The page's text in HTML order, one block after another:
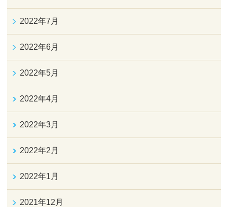
2022年7月
2022年6月
2022年5月
2022年4月
2022年3月
2022年2月
2022年1月
2021年12月